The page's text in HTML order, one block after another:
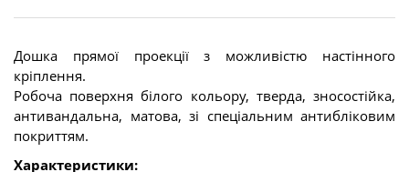
Дошка прямої проекції з можливістю настінного
кріплення.
Робоча поверхня білого кольору, тверда, зносостійка,
антивандальна, матова, зі спеціальним антибліковим
покриттям.
Характеристики: